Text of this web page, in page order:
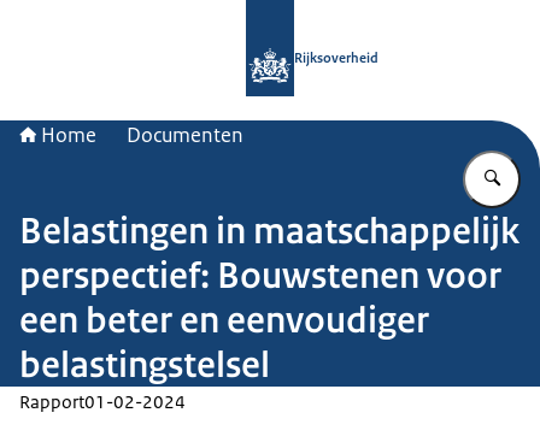
Rijksoverheid
Home Documenten
Belastingen in maatschappelijk
perspectief: Bouwstenen voor
een beter en eenvoudiger
belastingstelsel
Rapport01-02-2024